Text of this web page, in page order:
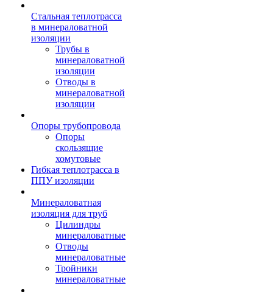
Стальная теплотрасса
в минераловатной
изоляции
Трубы в
минераловатной
изоляции
Отводы в
минераловатной
изоляции
Опоры трубопровода
Опоры
скользящие
хомутовые
Гибкая теплотрасса в
ППУ изоляции
Минераловатная
изоляция для труб
Цилиндры
минераловатные
Отводы
минераловатные
Тройники
минераловатные